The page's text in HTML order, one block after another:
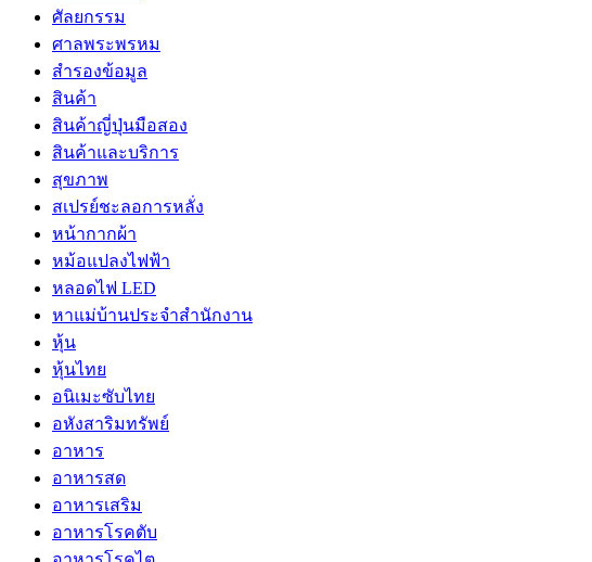
ศัลยกรรม
ศาลพระพรหม
สำรองข้อมูล
สินค้า
สินค้าญี่ปุ่นมือสอง
สินค้าและบริการ
สุขภาพ
สเปรย์ชะลอการหลั่ง
หน้ากากผ้า
หม้อแปลงไฟฟ้า
หลอดไฟ LED
หาแม่บ้านประจำสำนักงาน
หุ้น
หุ้นไทย
อนิเมะซับไทย
อหังสาริมทรัพย์
อาหาร
อาหารสด
อาหารเสริม
อาหารโรคตับ